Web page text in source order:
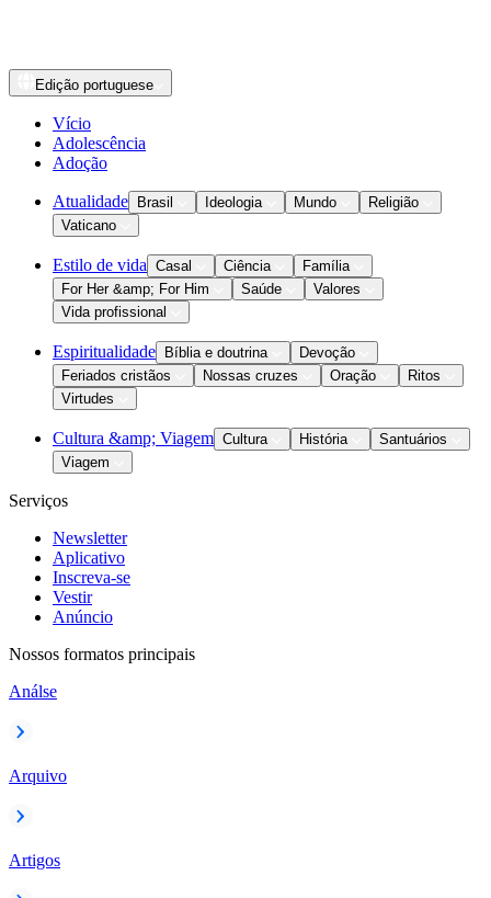
Edição portuguese
Vício
Adolescência
Adoção
Atualidade Brasil Ideologia Mundo
Religião
Vaticano
Estilo de vida Casal Ciência
Família
For Her &amp; For Him
Saúde
Valores
Vida profissional
Espiritualidade Bíblia e doutrina
Devoção
Feriados cristãos
Nossas cruzes Oração
Ritos
Virtudes
Cultura &amp; Viagem Cultura História
Santuários
Viagem
Serviços
Newsletter
Aplicativo
Inscreva-se
Vestir
Anúncio
Nossos formatos principais
Análse
Arquivo
Artigos